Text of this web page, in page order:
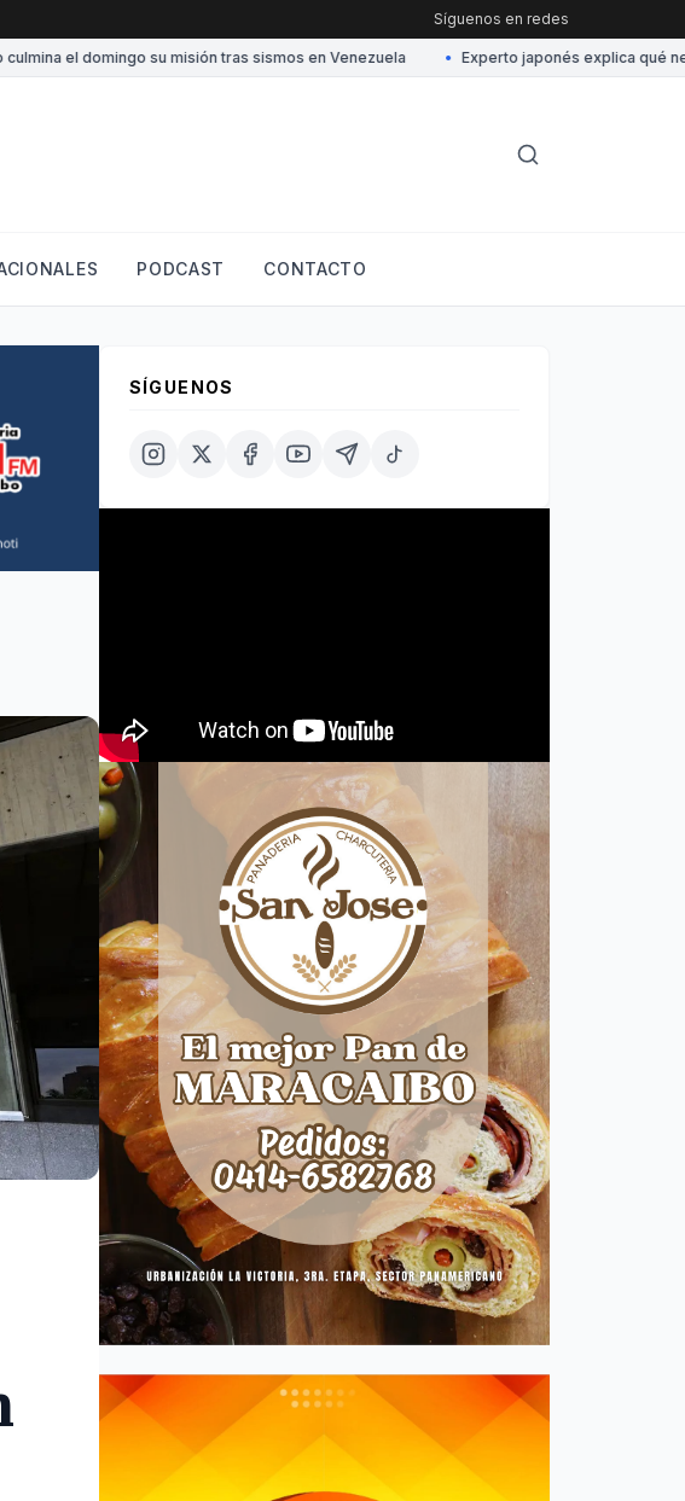
Síguenos en redes
el domingo su misión tras sismos en Venezuela Experto japonés explica qué
PODCAST CONTACTO
SÍGUENOS